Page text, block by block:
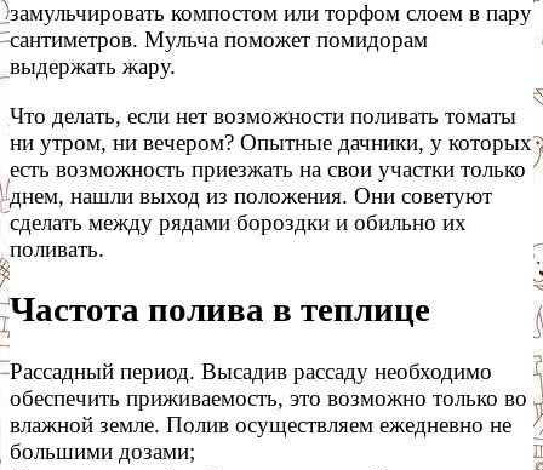
замульчировать компостом или торфом слоем в пару
сантиметров. Мульча поможет помидорам
выдержать жару.
Что делать, если нет возможности поливать томаты
ни утром, ни вечером? Опытные дачники, у которых
есть возможность приезжать на свои участки только
днем, нашли выход из положения. Они советуют
сделать между рядами бороздки и обильно их
поливать.
Частота полива в теплице
Рассадный период. Высадив рассаду необходимо
обеспечить приживаемость, это возможно только во
влажной земле. Полив осуществляем ежедневно не
большими дозами;